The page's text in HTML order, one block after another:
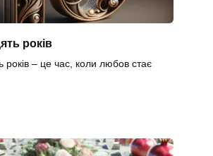
років
років – це час, коли любов стає